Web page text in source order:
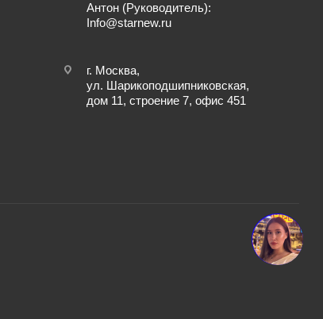
Антон (Руководитель):
Info@starnew.ru
г. Москва,
ул. Шарикоподшипниковская,
дом 11, строение 7, офис 451